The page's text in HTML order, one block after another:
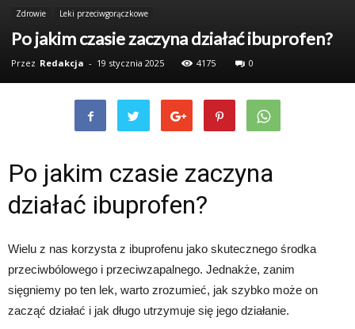
Zdrowie Leki przeciwgorączkowe
Po jakim czasie zaczyna działać ibuprofen?
Przez Redakcja - 19 stycznia 2025 4175 0
Po jakim czasie zaczyna
działać ibuprofen?
Wielu z nas korzysta z ibuprofenu jako skutecznego środka
przeciwbólowego i przeciwzapalnego. Jednakże, zanim
sięgniemy po ten lek, warto zrozumieć, jak szybko może on
zacząć działać i jak długo utrzymuje się jego działanie.